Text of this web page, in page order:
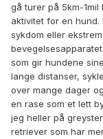
gå turer på 5km-
aktivitet for en
sykdom eller
som gir hundene
lange distanser,
over mange dager
en rase som et lett
jeg heller på
retriever som har